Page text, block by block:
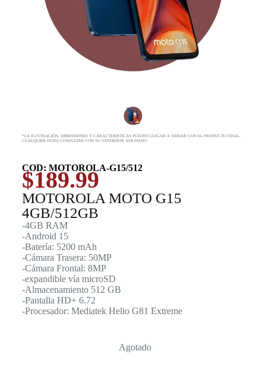
*LA ILUSTRACIÓN, DIMENSIONES Y CARACTERISTICAS PUEDEN LLEGAR A VARIAR CON EL PRODUCTO FINAL,
CUALQUIER DUDA CONSULTAR CON SU VENDEDOR ASIGNADO
COD: MOTOROLA-G15/512
$189.99
MOTOROLA MOTO G15
4GB/512GB
-4GB RAM
-Android 15
-Batería: 5200 mAh
-Cámara Trasera: 50MP
-Cámara Frontal: 8MP
-expandible vía microSD
-Almacenamiento 512 GB
-Pantalla HD+ 6.72
-Procesador: Mediatek Helio G81 Extreme
Agotado